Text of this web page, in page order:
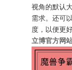
视角的默认
需求。还可
度，以便更
立博官方网